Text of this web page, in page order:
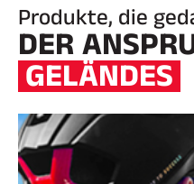
Produkte, die
DER
GELÄNDES